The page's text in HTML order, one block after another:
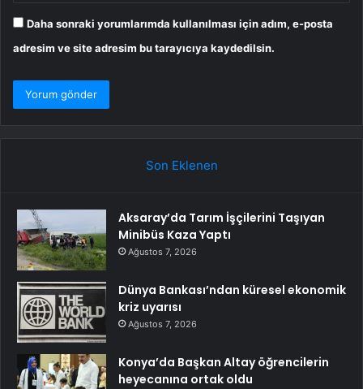
Daha sonraki yorumlarımda kullanılması için adım, e-posta
adresim ve site adresim bu tarayıcıya kaydedilsin.
Son Eklenen
Aksaray’da Tarım İşçilerini Taşıyan
Minibüs Kaza Yaptı
Ağustos 7, 2026
Dünya Bankası’ndan küresel ekonomik
kriz uyarısı
Ağustos 7, 2026
Konya’da Başkan Altay öğrencilerin
heyecanına ortak oldu